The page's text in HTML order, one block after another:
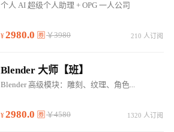
个人 AI 超级个人助理 + OPG 一人公司
2980.0 ￥3980 210 人订阅
Blender 大师【班】
Blender 高级模块：雕刻、纹理、角色...
2980.0 ￥4580 1320 人订阅